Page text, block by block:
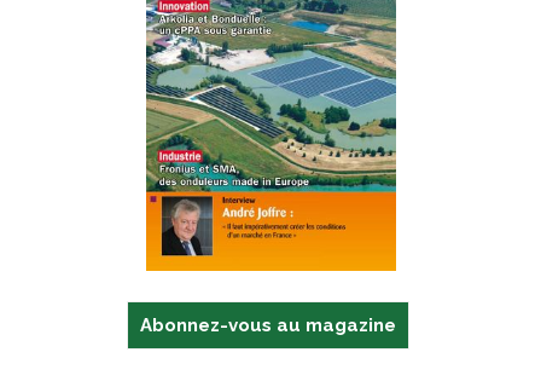
Abonnez-vous au magazine